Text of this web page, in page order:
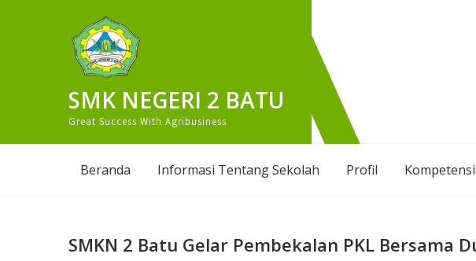
SMK NEGERI 2 BATU
Great Success With Agribusiness
Beranda Informasi Tentang Sekolah Profil
SMKN 2 Batu Gelar Pembekalan PKL Bersama